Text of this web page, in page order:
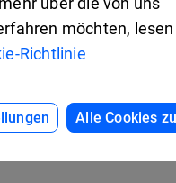
möchten, lesen
Richtlinie
Alle Cookies